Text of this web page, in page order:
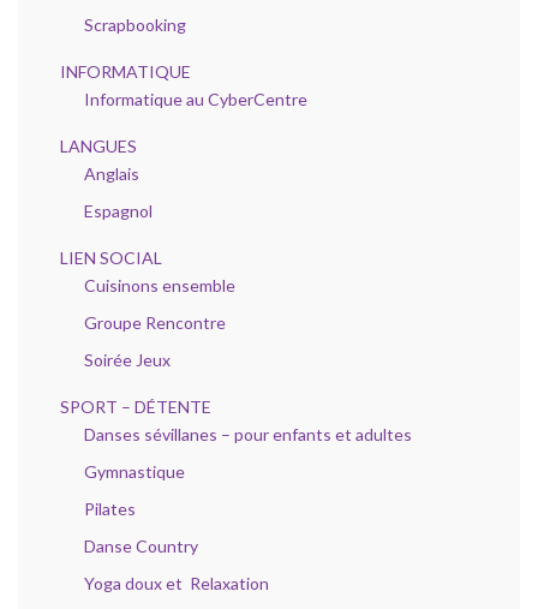
Scrapbooking
INFORMATIQUE
Informatique au CyberCentre
LANGUES
Anglais
Espagnol
LIEN SOCIAL
Cuisinons ensemble
Groupe Rencontre
Soirée Jeux
SPORT – DÉTENTE
Danses sévillanes – pour enfants et adultes
Gymnastique
Pilates
Danse Country
Yoga doux et Relaxation